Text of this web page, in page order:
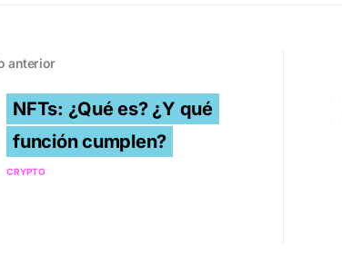
anterior
NFTs: ¿Qué es? ¿Y qué
función cumplen?
CRYPTO